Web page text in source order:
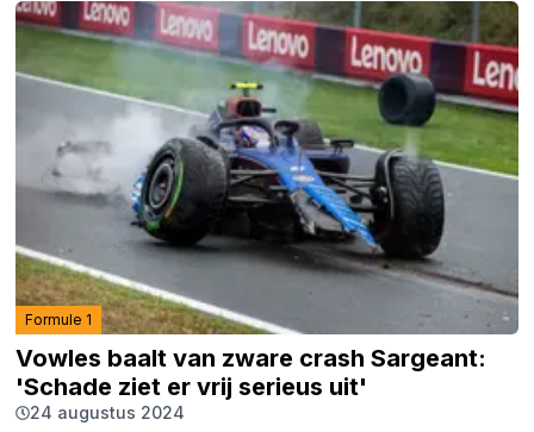
Formule 1
Vowles baalt van zware crash Sargeant:
'Schade ziet er vrij serieus uit'
24 augustus 2024